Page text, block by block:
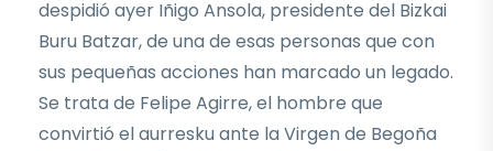
despidió ayer Iñigo Ansola, presidente del Bizkai
Buru Batzar, de una de esas personas que con
sus pequeñas acciones han marcado un legado.
Se trata de Felipe Agirre, el hombre que
convirtió el aurresku ante la Virgen de Begoña